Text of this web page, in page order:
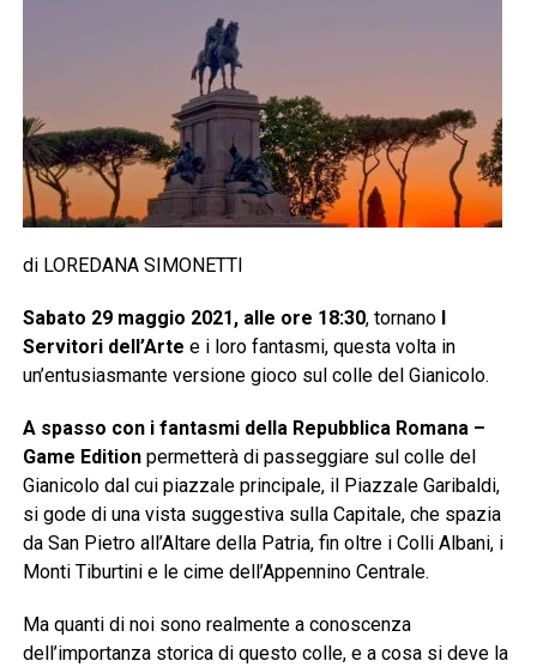
di LOREDANA SIMONETTI
Sabato 29 maggio 2021, alle ore 18:30, tornano
Servitori dell’Arte e i loro fantasmi, questa volta in
un’entusiasmante versione gioco sul colle del Gianicolo.
A spasso con i fantasmi della Repubblica Romana –
Game Editionpermetterà di passeggiare sul colle del
Gianicolo dal cui piazzale principale, il Piazzale Garibaldi,
si gode di una vista suggestiva sulla Capitale, che spazia
da San Pietro all’Altare della Patria, fin oltre i Colli Albani, i
Monti Tiburtini e le cime dell’Appennino Centrale.
Ma quanti di noi sono realmente a conoscenza
dell’importanza storica di questo colle, e a cosa si deve la